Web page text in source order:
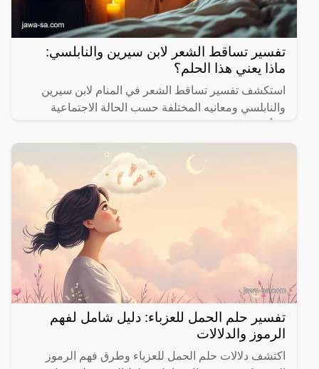
تفسير تساقط الشعر لابن سيرين والنابلسي:
ماذا يعني هذا الحلم؟
استكشف تفسير تساقط الشعر في المنام لابن سيرين
والنابلسي ومعانيه المختلفة حسب الحالة الاجتماعية
تفسير حلم الحمل للعزباء: دليل شامل لفهم
الرموز والدلالات
اكتشف دلالات حلم الحمل للعزباء وطرق فهم الرموز